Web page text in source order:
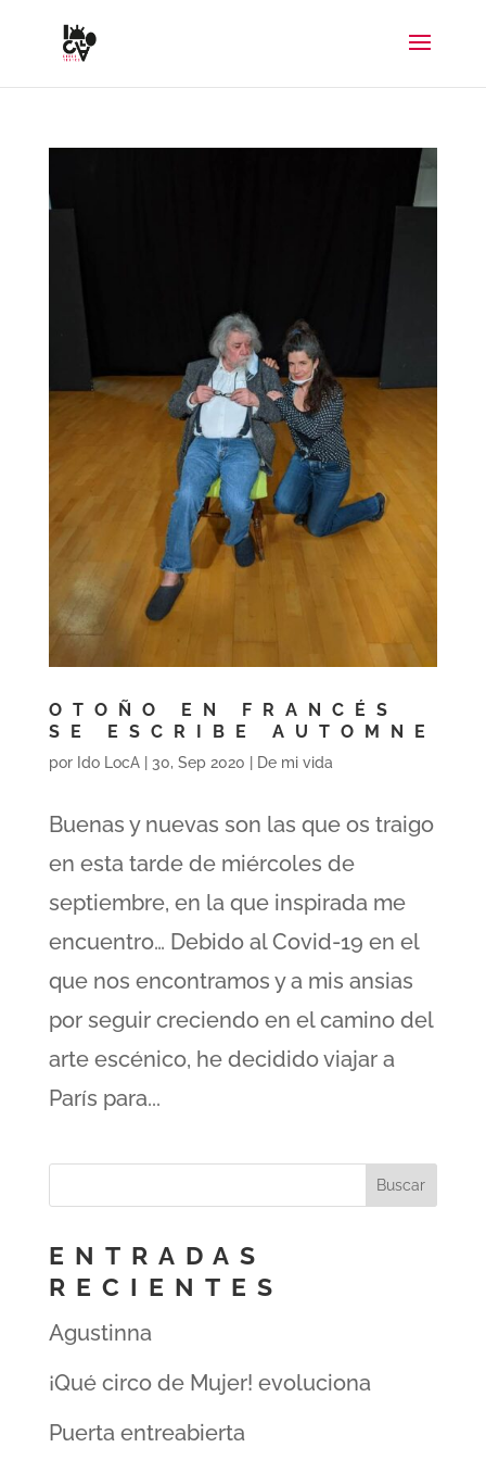
OTOÑO EN FRANCÉS
SE ESCRIBE AUTOMNE
por Ido LocA| 30, Sep 2020 De mi vida
Buenas y nuevas son las que os traigo
en esta tarde de miércoles de
septiembre, en la que inspirada me
encuentro… Debido al Covid-19 en el
que nos encontramos y a mis ansias
por seguir creciendo en el camino del
arte escénico, he decidido viajar a
París para...
ENTRADAS
RECIENTES
Agustinna
¡Qué circo de Mujer! evoluciona
Puerta entreabierta